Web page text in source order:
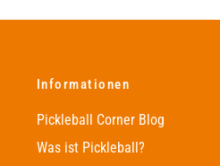
Informationen
Pickleball Corner Blog
Was ist Pickleball?